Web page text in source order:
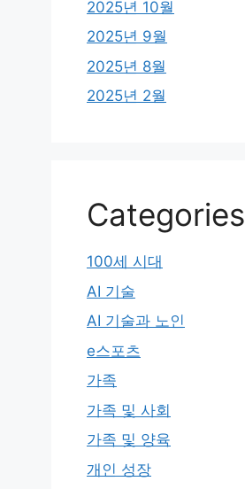
2025년 10월
2025년 9월
2025년 8월
2025년 2월
Categories
100세 시대
AI 기술
AI 기술과 노인
e스포츠
가족
가족 및 사회
가족 및 양육
개인 성장